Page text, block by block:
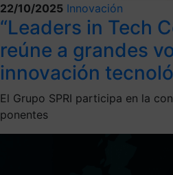
22/10/2025 Innovación
“Leaders in Tech
reúne a grandes
innovación
El Grupo SPRI participa en la
ponentes